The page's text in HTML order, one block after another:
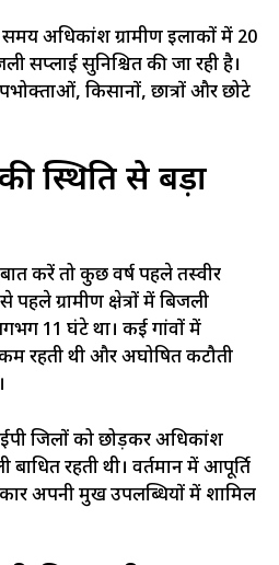
अधिकांश ग्रामीण इलाकों में 20
सप्लाई सुनिश्चित की जा रही है।
किसानों, छात्रों और छोटे
स्थिति से बड़ा
करें तो कुछ वर्ष पहले तस्वीर
ग्रामीण क्षेत्रों में बिजली
11 घंटे था। कई गांवों में
रहती थी और अघोषित कटौती
जिलों को छोड़कर अधिकांश
रहती थी। वर्तमान में आपूर्ति
अपनी प्रमुख उपलब्धियों में शामिल